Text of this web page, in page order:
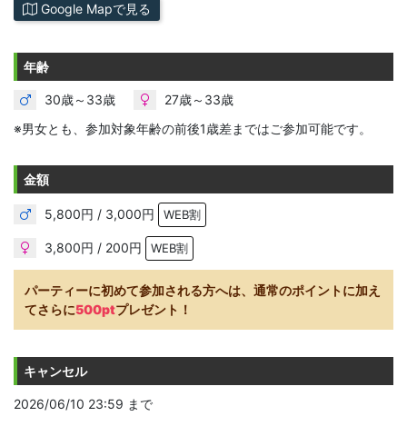
Google Mapで見る
年齢
30歳～33歳
27歳～33歳
※男女とも、参加対象年齢の前後1歳差まではご参加可能です。
金額
5,800円 / 3,000円 WEB割
3,800円 / 200円 WEB割
パーティーに初めて参加される方へは、通常のポイントに加え
てさらに500ptプレゼント！
キャンセル
2026/06/10 23:59 まで